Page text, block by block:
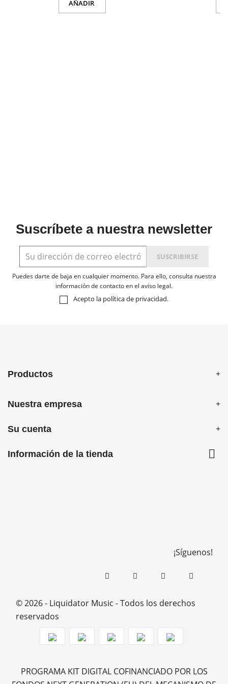
AÑADIR
Suscríbete a nuestra newsletter
Puedes darte de baja en cualquier momento. Para ello, consulta nuestra
información de contacto en el aviso legal.
Acepto la política de privacidad.
Productos
Nuestra empresa
Su cuenta
Información de la tienda 
¡Síguenos!
© 2026 - Liquidator Music - Todos los derechos
reservados
PROGRAMA KIT DIGITAL COFINANCIADO POR LOS